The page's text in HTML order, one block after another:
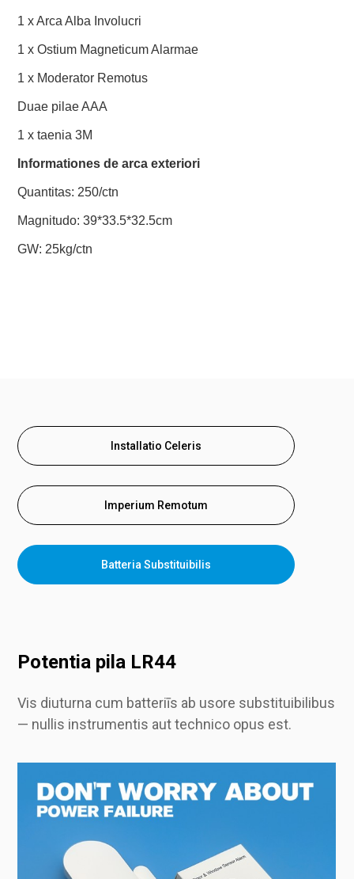
1 x Arca Alba Involucri
1 x Ostium Magneticum Alarmae
1 x Moderator Remotus
Duae pilae AAA
1 x taenia 3M
Informationes de arca exteriori
Quantitas: 250/ctn
Magnitudo: 39*33.5*32.5cm
GW: 25kg/ctn
Installatio Celeris
Imperium Remotum
Batteria Substituibilis
Potentia pila LR44
Vis diuturna cum batteriīs ab usore substituibilibus
— nullis instrumentis aut technico opus est.